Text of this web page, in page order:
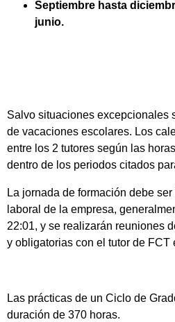
Septiembre hasta
junio.
Salvo situaciones excepcionales
de vacaciones escolares. Los
entre los 2 tutores según las
dentro de los periodos citados
La jornada de formación debe
laboral de la empresa,
22:01, y se realizarán reuniones
y obligatorias con el tutor de FCT
Las prácticas de un Ciclo de
duración de 370 horas.